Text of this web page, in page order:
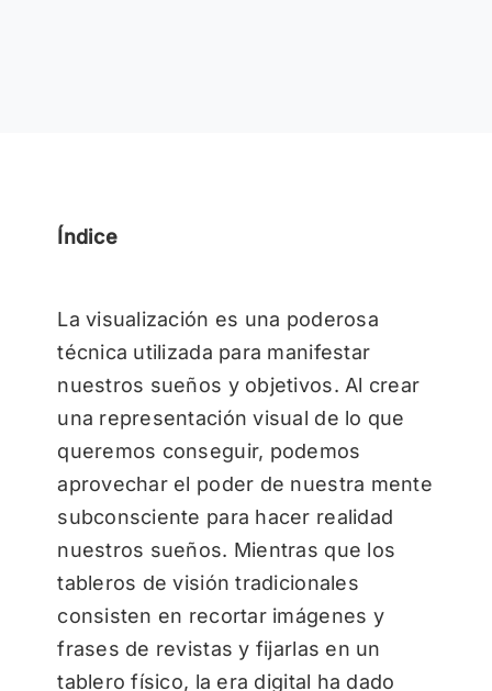
Índice
La visualización es una poderosa
técnica utilizada para manifestar
nuestros sueños y objetivos. Al crear
una representación visual de lo que
queremos conseguir, podemos
aprovechar el poder de nuestra mente
subconsciente para hacer realidad
nuestros sueños. Mientras que los
tableros de visión tradicionales
consisten en recortar imágenes y
frases de revistas y fijarlas en un
tablero físico, la era digital ha dado